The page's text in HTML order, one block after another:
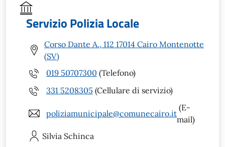
Servizio Polizia Locale
Corso Dante A., 112 17014 Cairo Montenotte
(SV)
019 50707300 (Telefono)
331 5208305 (Cellulare di servizio)
poliziamunicipale@comunecairo.it
(E-
mail)
Silvia Schinca